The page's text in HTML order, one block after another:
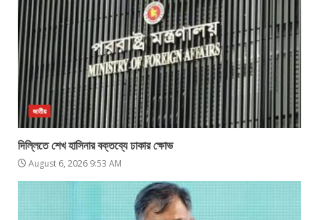
জাতীয়
দিল্লিতে শেখ হাসিনার বক্তব্যে ঢাকার ক্ষোভ
August 6, 2026 9:53 AM